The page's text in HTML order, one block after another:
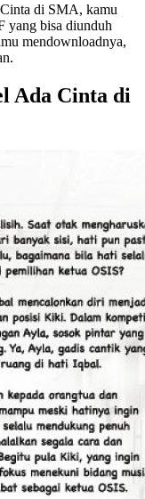
di SMA, kamu
yang bisa diunduh
mendownloadnya,
Ada Cinta di